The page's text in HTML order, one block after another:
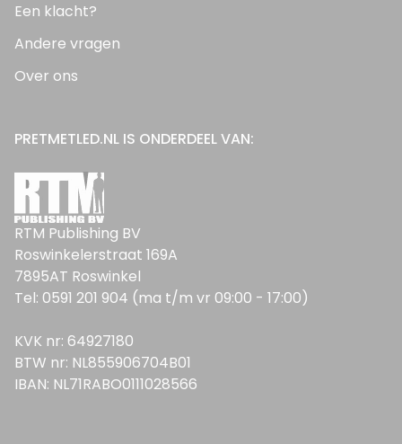
Een klacht?
Andere vragen
Over ons
PRETMETLED.NL IS ONDERDEEL VAN:
RTM Publishing BV
Roswinkelerstraat 169A
7895AT Roswinkel
Tel: 0591 201 904 (ma t/m vr 09:00 - 17:00)
KVK nr: 64927180
BTW nr: NL855906704B01
IBAN: NL71RABO0111028566